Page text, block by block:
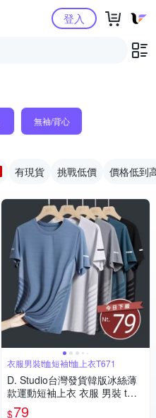
Yahoo購物中心登入
無袖/背心
有現貨 挑戰低價 價格低到
衣服男裝t恤短袖t恤上衣T671
D. Studio台灣發貨韓版冰絲薄
款運動短袖上衣 衣服 男裝 t
恤 短袖t恤 上衣T671
$79